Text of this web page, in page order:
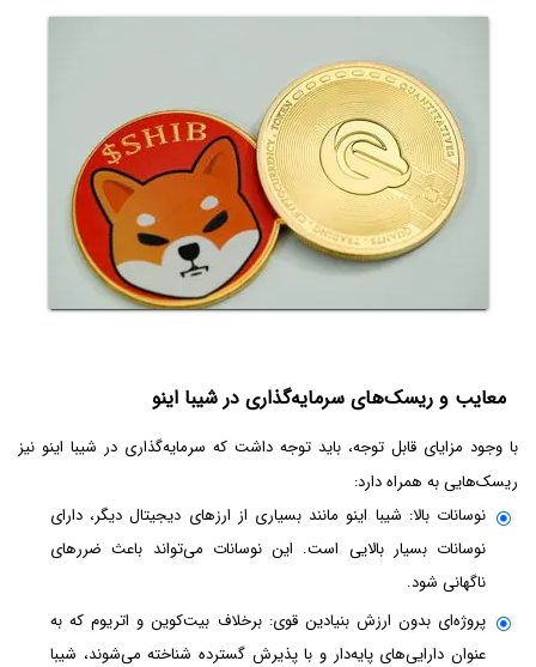
معایب و ریسک‌های سرمایه‌گذاری در شیبا اینو
با وجود مزایای قابل توجه، باید توجه داشت که سرمایه‌گذاری در شیبا اینو نیز
ریسک‌هایی به همراه دارد:
نوسانات بالا: شیبا اینو مانند بسیاری از ارزهای دیجیتال دیگر، دارای
نوسانات بسیار بالایی است. این نوسانات می‌تواند باعث ضررهای
ناگهانی شود.
پروژه‌ای بدون ارزش بنیادین قوی: برخلاف بیت‌کوین و اتریوم که به
عنوان دارایی‌های پایه‌دار و با پذیرش گسترده شناخته می‌شوند، شیبا